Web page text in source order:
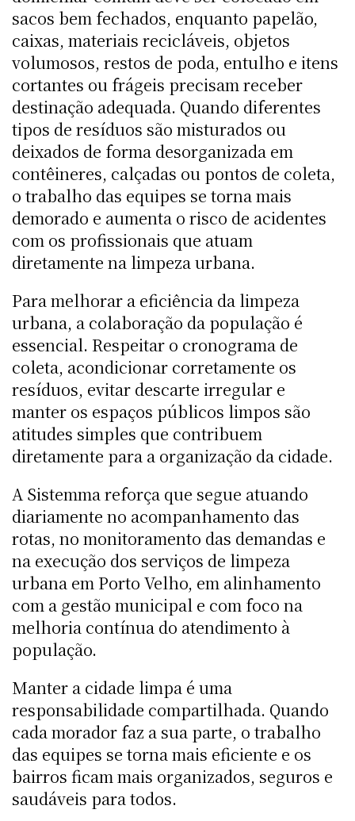
sacos bem fechados, enquanto papelão,
caixas, materiais recicláveis, objetos
volumosos, restos de poda, entulho e itens
cortantes ou frágeis precisam receber
destinação adequada. Quando diferentes
tipos de resíduos são misturados ou
deixados de forma desorganizada em
contêineres, calçadas ou pontos de coleta,
o trabalho das equipes se torna mais
demorado e aumenta o risco de acidentes
com os profissionais que atuam
diretamente na limpeza urbana.
Para melhorar a eficiência da limpeza
urbana, a colaboração da população é
essencial. Respeitar o cronograma de
coleta, acondicionar corretamente os
resíduos, evitar descarte irregular e
manter os espaços públicos limpos são
atitudes simples que contribuem
diretamente para a organização da cidade.
A Sistemma reforça que segue atuando
diariamente no acompanhamento das
rotas, no monitoramento das demandas e
na execução dos serviços de limpeza
urbana em Porto Velho, em alinhamento
com a gestão municipal e com foco na
melhoria contínua do atendimento à
população.
Manter a cidade limpa é uma
responsabilidade compartilhada. Quando
cada morador faz a sua parte, o trabalho
das equipes se torna mais eficiente e os
bairros ficam mais organizados, seguros e
saudáveis para todos.